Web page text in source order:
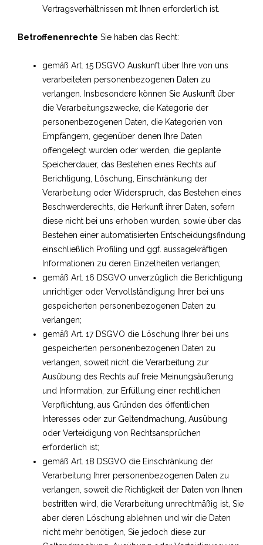
Vertragsverhältnissen mit Ihnen erforderlich ist.
Betroffenenrechte Sie haben das Recht:
gemäß Art. 15 DSGVO Auskunft über Ihre von uns
verarbeiteten personenbezogenen Daten zu
verlangen. Insbesondere können Sie Auskunft über
die Verarbeitungszwecke, die Kategorie der
personenbezogenen Daten, die Kategorien von
Empfängern, gegenüber denen Ihre Daten
offengelegt wurden oder werden, die geplante
Speicherdauer, das Bestehen eines Rechts auf
Berichtigung, Löschung, Einschränkung der
Verarbeitung oder Widerspruch, das Bestehen eines
Beschwerderechts, die Herkunft ihrer Daten, sofern
diese nicht bei uns erhoben wurden, sowie über das
Bestehen einer automatisierten Entscheidungsfindung
einschließlich Profiling und ggf. aussagekräftigen
Informationen zu deren Einzelheiten verlangen;
gemäß Art. 16 DSGVO unverzüglich die Berichtigung
unrichtiger oder Vervollständigung Ihrer bei uns
gespeicherten personenbezogenen Daten zu
verlangen;
gemäß Art. 17 DSGVO die Löschung Ihrer bei uns
gespeicherten personenbezogenen Daten zu
verlangen, soweit nicht die Verarbeitung zur
Ausübung des Rechts auf freie Meinungsäußerung
und Information, zur Erfüllung einer rechtlichen
Verpflichtung, aus Gründen des öffentlichen
Interesses oder zur Geltendmachung, Ausübung
oder Verteidigung von Rechtsansprüchen
erforderlich ist;
gemäß Art. 18 DSGVO die Einschränkung der
Verarbeitung Ihrer personenbezogenen Daten zu
verlangen, soweit die Richtigkeit der Daten von Ihnen
bestritten wird, die Verarbeitung unrechtmäßig ist, Sie
aber deren Löschung ablehnen und wir die Daten
nicht mehr benötigen, Sie jedoch diese zur